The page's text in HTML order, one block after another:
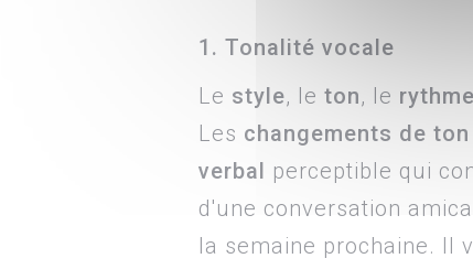
1. Tonalité vocale
Le style, le ton, le rythme
Les changements de
verbal perceptible qui
d'une conversation
la semaine prochaine. Il